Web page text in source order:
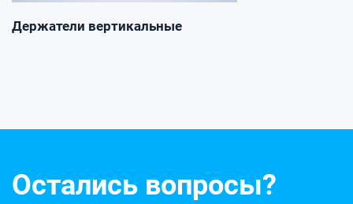
Держатели вертикальные
Остались вопросы?